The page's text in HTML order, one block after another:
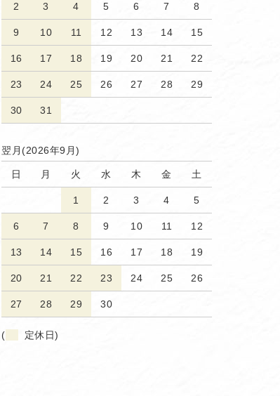
2 3 4 5 6 7 8
9 10 11 12 13 14 15
16 17 18 19 20 21 22
23 24 25 26 27 28 29
30 31
翌月(2026年9月)
日 月 火 水 木 金 土
1 2 3 4 5
6 7 8 9 10 11 12
13 14 15 16 17 18 19
20 21 22 23 24 25 26
27 28 29 30
( 定休日)